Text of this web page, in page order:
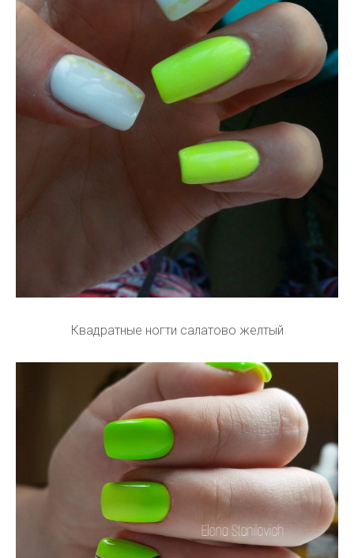
Квадратные ногти салатово желтый